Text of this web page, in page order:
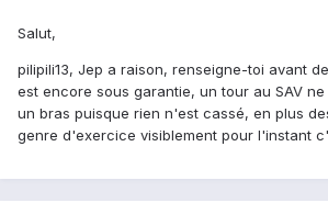
Salut,
pilipili13, Jep a raison, renseigne-toi avant
est encore sous garantie, un tour au SAV
un bras puisque rien n'est cassé, en plus
genre d'exercice visiblement pour l'instant